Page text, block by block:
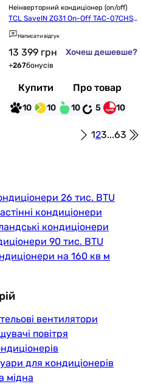
Неінверторний кондиціонер (on/off)
TCL SaveIN ZG31 On-Off TAC-07CHS
D/ZG31 WI-FI Ready
Написати відгук
13 399 грн Хочеш дешевше?
+267бонусів
Купити Про товар
10 10 10 5 10
123...63
26 тис. BTU
кондиціонери
кондиціонери
90 тис. BTU
на 160 кв м
вентилятори
повітря
для кондиціонерів
мідна